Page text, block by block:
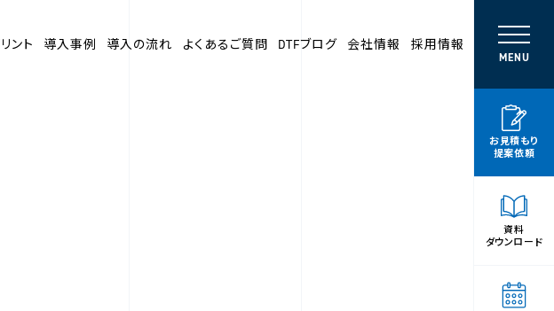
MENU
ント 導入事例 導入の流れ よくあるご質問 DTFブログ 会社情報 採用情報
お見積もり
提案依頼
資料
ダウンロード